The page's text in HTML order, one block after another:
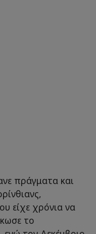
πράγματα και
είχε χρόνια να
το